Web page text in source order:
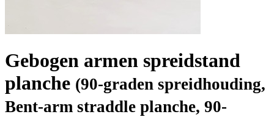
Gebogen armen spreidstand
planche (90-graden spreidhouding,
Bent-arm straddle planche, 90-